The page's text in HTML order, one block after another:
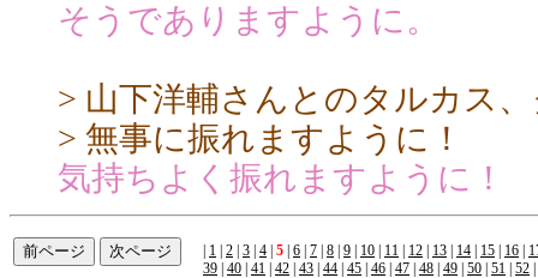
そうでありますように。
> 山下洋輔さんとのタルカス
> 無事に振れますように！
気持ちよく振れますように！
1 2 3 4 5 6 7 8 9 10 11 12 13 14 15 16
39 40 41 42 43 44 45 46 47 48 49 50 51 52